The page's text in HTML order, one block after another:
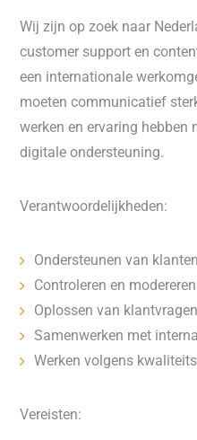
Wij zijn op zoek naar
customer support en
een internationale
moeten communicatief
werken en ervaring hebben
digitale ondersteuning.
Verantwoordelijkheden:
Ondersteunen van
Controleren en
Oplossen van
Samenwerken met
Werken volgens
Vereisten: